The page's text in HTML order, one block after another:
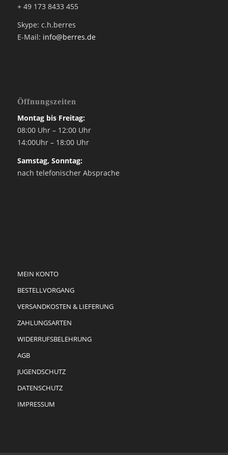
+ 49 173 8433 455
Skype: c.h.berres
E-Mail: info@berres.de
Öffnungszeiten
Montag bis Freitag:
08:00 Uhr – 12:00 Uhr
14:00Uhr – 18:00 Uhr
Samstag, Sonntag:
nach telefonischer Absprache
MEIN KONTO
BESTELLVORGANG
VERSANDKOSTEN & LIEFERUNG
ZAHLUNGSARTEN
WIDERRUFSBELEHRUNG
AGB
JUGENDSCHUTZ
DATENSCHUTZ
IMPRESSUM